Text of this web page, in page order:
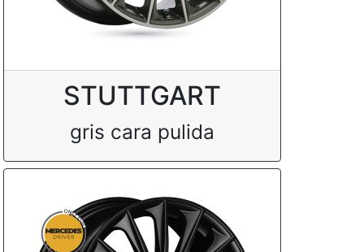
STUTTGART
gris cara pulida